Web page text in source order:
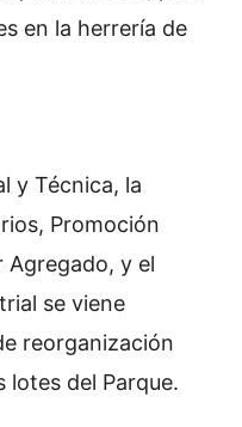
en la herrería de
y Técnica, la
Promoción
Agregado, y el
se viene
reorganización
lotes del Parque.